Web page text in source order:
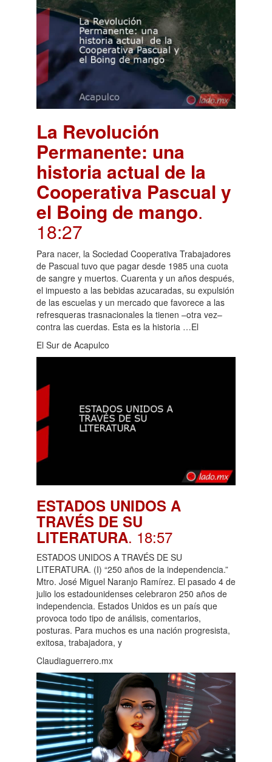
La Revolución
Permanente: una
historia actual de la
Cooperativa Pascual y
el Boing de mango.
18:27
Para nacer, la Sociedad Cooperativa Trabajadores
de Pascual tuvo que pagar desde 1985 una cuota
de sangre y muertos. Cuarenta y un años después,
el impuesto a las bebidas azucaradas, su expulsión
de las escuelas y un mercado que favorece a las
refresqueras trasnacionales la tienen –otra vez–
contra las cuerdas. Esta es la historia …El
El Sur de Acapulco
ESTADOS UNIDOS A
TRAVÉS DE SU
LITERATURA. 18:57
ESTADOS UNIDOS A TRAVÉS DE SU
LITERATURA. (I) “250 años de la independencia.”
Mtro. José Miguel Naranjo Ramírez. El pasado 4 de
julio los estadounidenses celebraron 250 años de
independencia. Estados Unidos es un país que
provoca todo tipo de análisis, comentarios,
posturas. Para muchos es una nación progresista,
exitosa, trabajadora, y
Claudiaguerrero.mx